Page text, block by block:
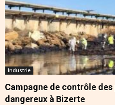
Industrie
Campagne de contrôle
dangereux à Bizerte